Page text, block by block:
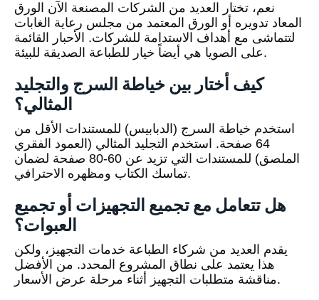
نعم، تختار العديد من الشركات المصنعة الآن الورق
المعاد تدويره أو الورق المعتمد من مجلس رعاية الغابات
لتتماشى مع أهداف الاستدامة للشركات. الأحبار القائمة
على الصويا هي أيضاً خيار للطباعة الصديقة للبيئة.
كيف أختار بين خياطة السرج والتجليد
المثالي؟
استخدم خياطة السرج (الدبابيس) للمستندات الأقل من
64 صفحة. استخدم التجليد المثالي (العمود الفقري
الملصق) للمستندات التي تزيد عن 60-80 صفحة لضمان
تماسك الكتاب ومظهره الاحترافي.
هل تتعامل مع تجميع التجهيزات أو تجميع
العبوات؟
يقدم العديد من شركاء الطباعة خدمات التجهيز، ولكن
هذا يعتمد على نطاق المشروع المحدد. من الأفضل
مناقشة متطلبات التجهيز أثناء مرحلة عرض الأسعار.